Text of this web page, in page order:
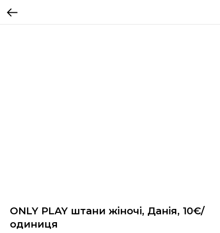
ONLY PLAY штани жіночі, Данія, 10€/
одиниця